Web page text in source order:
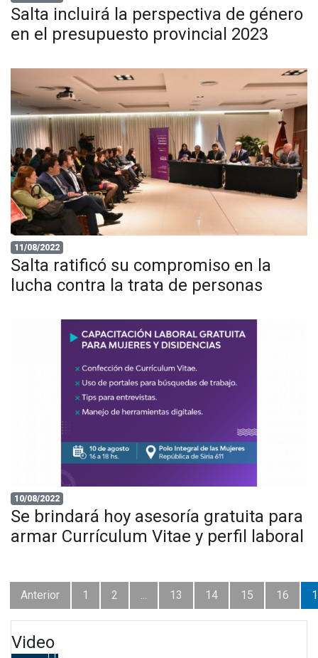
Salta incluirá la perspectiva de género
en el presupuesto provincial 2023
11/08/2022
Salta ratificó su compromiso en la
lucha contra la trata de personas
10/08/2022
Se brindará hoy asesoría gratuita para
armar Currículum Vitae y perfil laboral
Anterior 1 2 ... 13 14 15 16
Video